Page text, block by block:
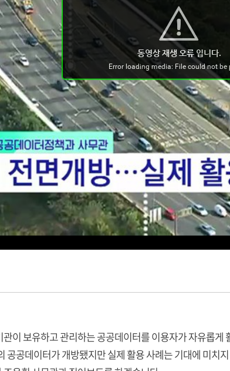
이 보유하고 관리하는 공공데이터를 이용자가 자유롭
공공데이터가 개방됐지만 실제 활용 사례는 기대에 미치